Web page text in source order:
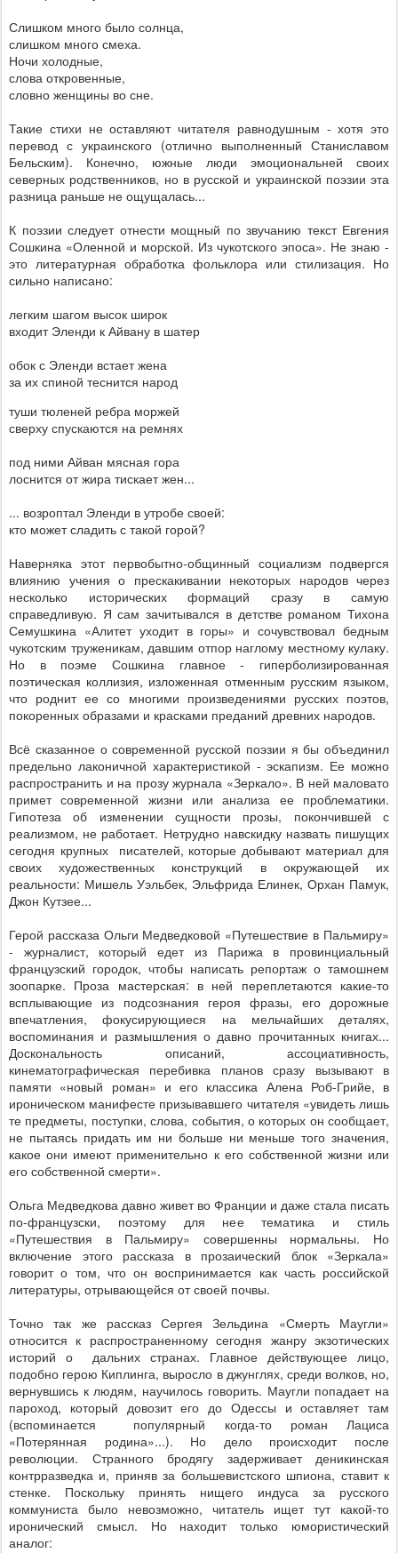
Слишком много было солнца,
слишком много смеха.
Ночи холодные,
слова откровенные,
словно женщины во сне.
Такие стихи не оставляют читателя равнодушным - хотя это
перевод с украинского (отлично выполненный Станиславом
Бельским). Конечно, южные люди эмоциональней своих
северных родственников, но в русской и украинской поэзии эта
разница раньше не ощущалась...
К поэзии следует отнести мощный по звучанию текст Евгения
Сошкина «Оленной и морской. Из чукотского эпоса». Не знаю -
это литературная обработка фольклора или стилизация. Но
сильно написано:
легким шагом высок широк
входит Эленди к Айвану в шатер
обок с Эленди встает жена
за их спиной теснится народ
туши тюленей ребра моржей
сверху спускаются на ремнях
под ними Айван мясная гора
лоснится от жира тискает жен...
... возроптал Эленди в утробе своей:
кто может сладить с такой горой?
Наверняка этот первобытно-общинный социализм подвергся
влиянию учения о прескакивании некоторых народов через
несколько исторических формаций сразу в самую
справедливую. Я сам зачитывался в детстве романом Тихона
Семушкина «Алитет уходит в горы» и сочувствовал бедным
чукотским труженикам, давшим отпор наглому местному кулаку.
Но в поэме Сошкина главное - гиперболизированная
поэтическая коллизия, изложенная отменным русским языком,
что роднит ее со многими произведениями русских поэтов,
покоренных образами и красками преданий древних народов.
Всё сказанное о современной русской поэзии я бы объединил
предельно лаконичной характеристикой - эскапизм. Ее можно
распространить и на прозу журнала «Зеркало». В ней маловато
примет современной жизни или анализа ее проблематики.
Гипотеза об изменении сущности прозы, покончившей с
реализмом, не работает. Нетрудно навскидку назвать пишущих
сегодня крупных
писателей, которые добывают материал для
своих художественных конструкций в окружающей их
реальности: Мишель Уэльбек, Эльфрида Елинек, Орхан Памук,
Джон Кутзее...
Герой рассказа Ольги Медведковой «Путешествие в Пальмиру»
- журналист, который едет из Парижа в провинциальный
французский городок, чтобы написать репортаж о тамошнем
зоопарке. Проза мастерская: в ней переплетаются какие-то
всплывающие из подсознания героя фразы, его дорожные
впечатления, фокусирующиеся на мельчайших деталях,
воспоминания и размышления о давно прочитанных книгах...
Доскональность описаний, ассоциативность,
кинематографическая перебивка планов сразу вызывают в
памяти «новый роман» и его классика Алена Роб-Грийе, в
ироническом манифесте призывавшего читателя «увидеть лишь
те предметы, поступки, слова, события, о которых он сообщает,
не пытаясь придать им ни больше ни меньше того значения,
какое они имеют применительно к его собственной жизни или
его собственной смерти».
Ольга Медведкова давно живет во Франции и даже стала писать
по-французски, поэтому для нее тематика и стиль
«Путешествия в Пальмиру» совершенны нормальны. Но
включение этого рассказа в прозаический блок «Зеркала»
говорит о том, что он воспринимается как часть российской
литературы, отрывающейся от своей почвы.
Точно так же рассказ Сергея Зельдина «Смерть Маугли»
относится к распространенному сегодня жанру экзотических
историй о
дальних странах. Главное действующее лицо,
подобно герою Киплинга, выросло в джунглях, среди волков, но,
вернувшись к людям, научилось говорить. Маугли попадает на
пароход, который довозит его до Одессы и оставляет там
(вспоминается
популярный когда-то роман Лациса
«Потерянная родина»...). Но дело происходит после
революции. Странного бродягу задерживает деникинская
контрразведка и, приняв за большевистского шпиона, ставит к
стенке. Поскольку принять нищего индуса за русского
коммуниста было невозможно, читатель ищет тут какой-то
иронический смысл. Но находит только юмористический
аналог: